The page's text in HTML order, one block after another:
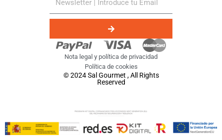
Nota legal y política de privacidad
Política de cookies
© 2024 Sal Gourmet , All Rights
Reserved